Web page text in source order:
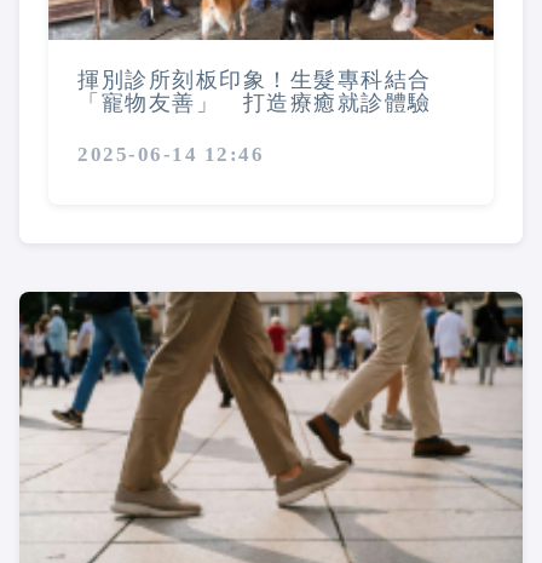
揮別診所刻板印象！生髮專科結合
「寵物友善」 打造療癒就診體驗
2025-06-14 12:46